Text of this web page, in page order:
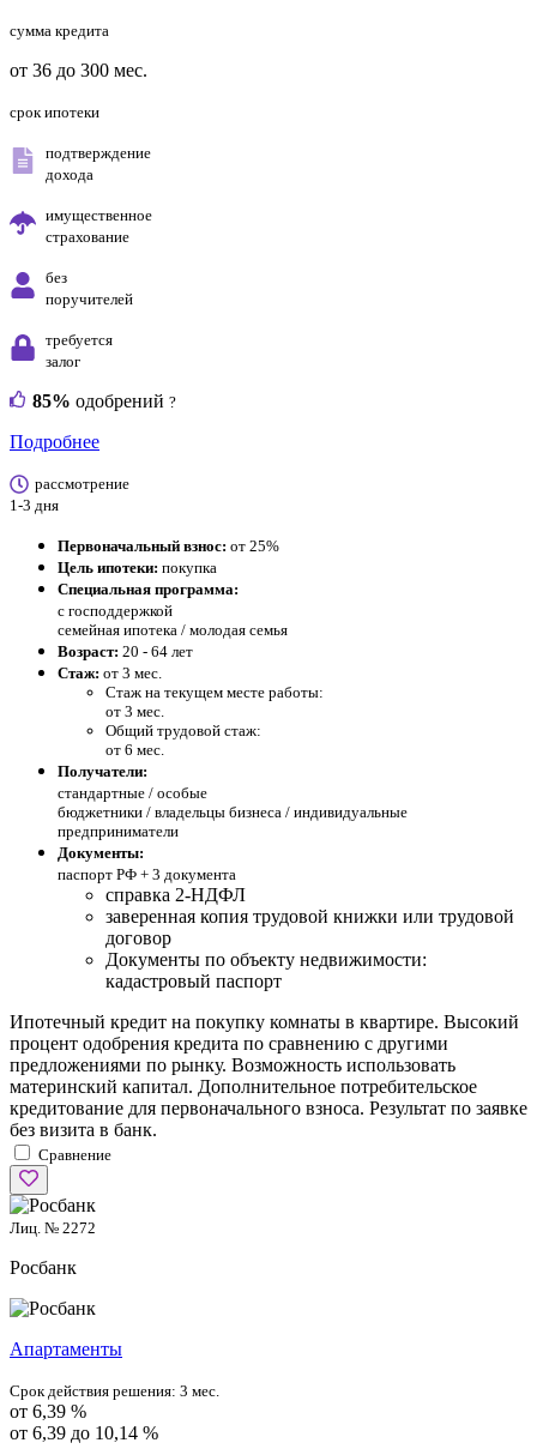
сумма кредита
от 36 до 300 мес.
срок ипотеки
подтверждение
дохода
имущественное
страхование
без
поручителей
требуется
залог
85% одобрений ?
Подробнее
рассмотрение
1-3 дня
Первоначальный взнос: от 25%
Цель ипотеки: покупка
Специальная программа:
с господдержкой
семейная ипотека / молодая семья
Возраст: 20 - 64 лет
Стаж: от 3 мес.
Стаж на текущем месте работы:
от 3 мес.
Общий трудовой стаж:
от 6 мес.
Получатели:
стандартные / особые
бюджетники / владельцы бизнеса / индивидуальные
предприниматели
Документы:
паспорт РФ + 3 документа
справка 2-НДФЛ
заверенная копия трудовой книжки или трудовой
договор
Документы по объекту недвижимости:
кадастровый паспорт
Ипотечный кредит на покупку комнаты в квартире. Высокий
процент одобрения кредита по сравнению с другими
предложениями по рынку. Возможность использовать
материнский капитал. Дополнительное потребительское
кредитование для первоначального взноса. Результат по заявке
без визита в банк.
Сравнение
Лиц. № 2272
Росбанк
Апартаменты
Срок действия решения: 3 мес.
от 6,39 %
от 6,39 до 10,14 %